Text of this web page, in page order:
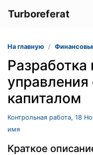
Turboreferat
На главную
Разработка
капиталом
Контрольная работа, 18
имя
Краткое